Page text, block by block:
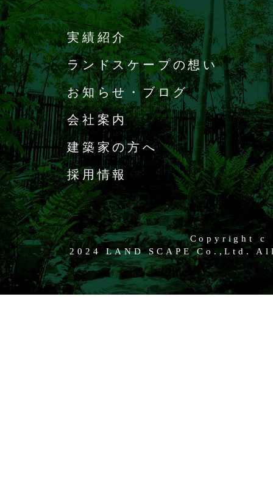
実績紹介
ランドスケープの想い
お知らせ・ブログ
会社案内
建築家の方へ
採用情報
Copyright c
2024 LAND SCAPE Co.,Ltd.